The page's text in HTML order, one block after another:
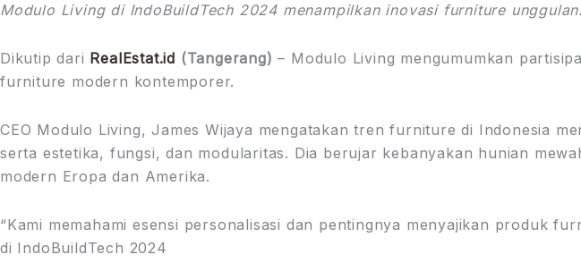
Modulo Living di IndoBuildTech 2024 menampilkan inovasi furniture
Dikutip dari RealEstat.id (Tangerang) – Modulo Living mengumumkan
furniture modern kontemporer.
CEO Modulo Living, James Wijaya mengatakan tren furniture di Indonesia
serta estetika, fungsi, dan modularitas. Dia berujar kebanyakan hunian
modern Eropa dan Amerika.
“Kami memahami esensi personalisasi dan pentingnya menyajikan produk
di IndoBuildTech 2024